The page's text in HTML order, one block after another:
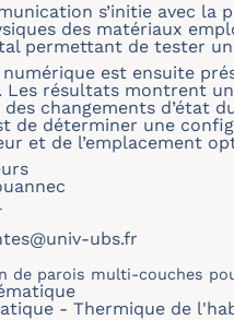
s’initie avec la
des matériaux
permettant de tester
numérique est ensuite
Les résultats montrent
changements d’état
de déterminer une
et de l’emplacement
ubs.fr
de parois multi-couches
- Thermique de